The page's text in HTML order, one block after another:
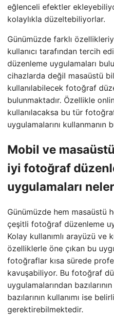
eğlenceli efektler
kolaylıkla düzeltebiliyorlar.
Günümüzde farklı
kullanıcı tarafından tercih
düzenleme uygulamaları
cihazlarda değil masaüstü
kullanılabilecek fotoğraf
bulunmaktadır. Özellikle
kullanılacaksa bu tür
uygulamalarını kullanmanın
Mobil ve
iyi fotoğraf
uygulamaları
Günümüzde hem masaüstü
çeşitli fotoğraf düzenleme
Kolay kullanımlı arayüzü ve
özelliklerle öne çıkan bu
fotoğraflar kısa sürede
kavuşabiliyor. Bu fotoğraf
uygulamalarından
bazılarının kullanımı ise
gerektirebilmektedir.